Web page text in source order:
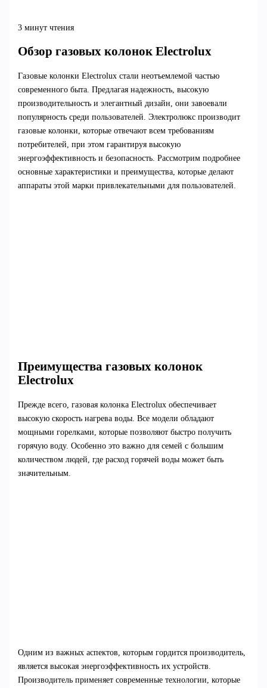
3 минут чтения
Обзор газовых колонок Electrolux
Газовые колонки Electrolux стали неотъемлемой частью
современного быта. Предлагая надежность, высокую
производительность и элегантный дизайн, они завоевали
популярность среди пользователей. Электролюкс производит
газовые колонки, которые отвечают всем требованиям
потребителей, при этом гарантируя высокую
энергоэффективность и безопасность. Рассмотрим подробнее
основные характеристики и преимущества, которые делают
аппараты этой марки привлекательными для пользователей.
Преимущества газовых колонок
Electrolux
Прежде всего, газовая колонка Electrolux обеспечивает
высокую скорость нагрева воды. Все модели обладают
мощными горелками, которые позволяют быстро получить
горячую воду. Особенно это важно для семей с большим
количеством людей, где расход горячей воды может быть
значительным.
Одним из важных аспектов, которым гордится производитель,
является высокая энергоэффективность их устройств.
Производитель применяет современные технологии, которые